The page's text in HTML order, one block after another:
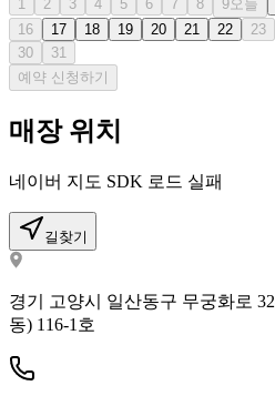
1 2 3 4 5 6 7 8 9오늘
16
17 18 19 20 21 22 23
30
31
예약 신청하기
매장 위치
네이버 지도 SDK 로드 실패
길찾기
경기 고양시 일산동구 무궁화로
동) 116-1호